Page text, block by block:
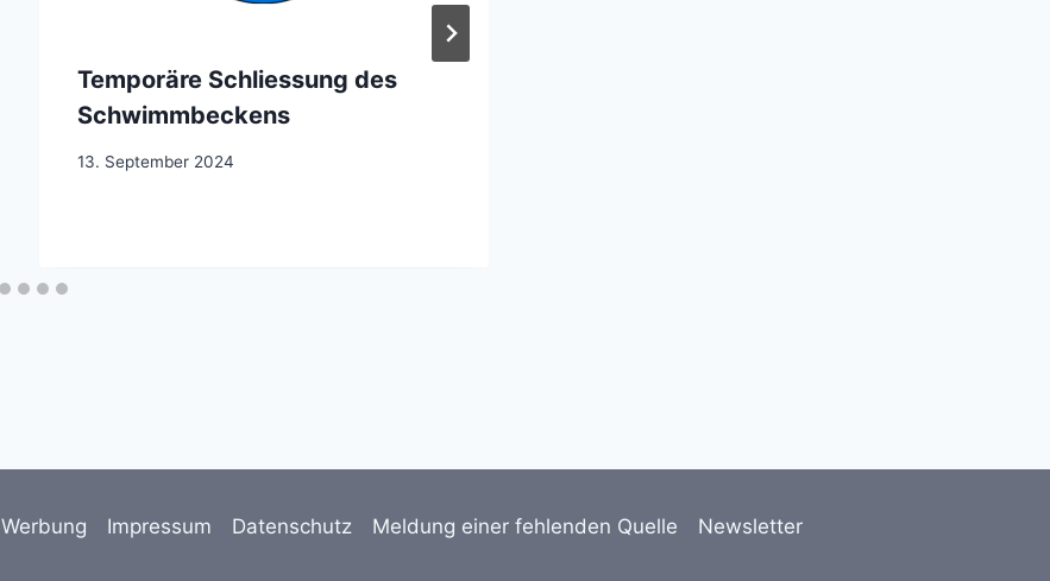
Temporäre Schliessung des
Schwimmbeckens
13. September 2024
Werbung Impressum Datenschutz Meldung einer fehlenden Quelle Newsletter